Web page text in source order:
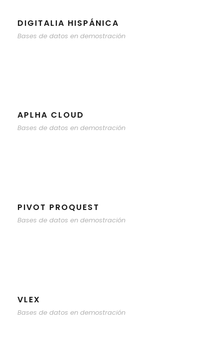
DIGITALIA HISPÁNICA
Bases de datos en demostración
APLHA CLOUD
Bases de datos en demostración
PIVOT PROQUEST
Bases de datos en demostración
VLEX
Bases de datos en demostración